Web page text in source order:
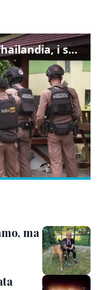
Sparatoria in una scuola in Thailandia, i soccorsi sul posto
ma